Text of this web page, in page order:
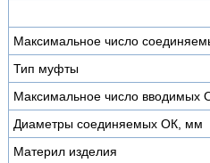
Максимальное число
Тип муфты
Максимальное число вводимых
Диаметры соединяемых ОК, мм
Материл изделия